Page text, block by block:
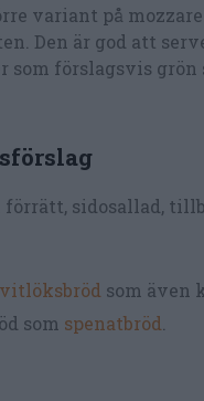
variant på
Den är god att
som förslagsvis grön
förrätt, sidosallad,
vitlöksbröd som även
som spenatbröd.